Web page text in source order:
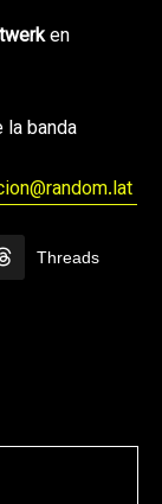
en
banda
Threads